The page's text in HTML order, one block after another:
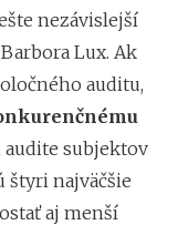
nezávislejší
Lux. Ak
auditu,
audite subjektov
štyri najväčšie
aj menší